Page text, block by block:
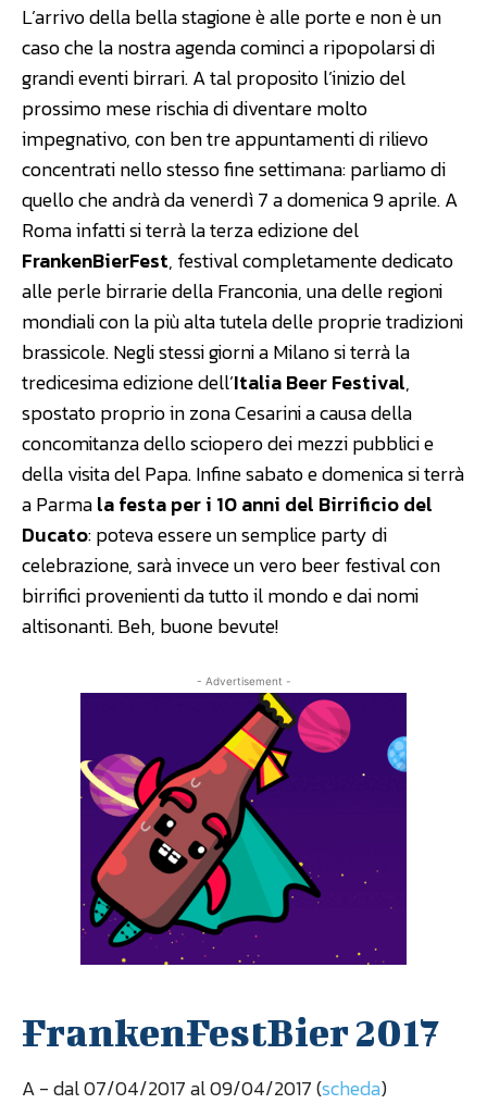
L’arrivo della bella stagione è alle porte e non è un
caso che la nostra agenda cominci a ripopolarsi di
grandi eventi birrari. A tal proposito l’inizio del
prossimo mese rischia di diventare molto
impegnativo, con ben tre appuntamenti di rilievo
concentrati nello stesso fine settimana: parliamo di
quello che andrà da venerdì 7 a domenica 9 aprile. A
Roma infatti si terrà la terza edizione del
FrankenBierFest, festival completamente dedicato
alle perle birrarie della Franconia, una delle regioni
mondiali con la più alta tutela delle proprie tradizioni
brassicole. Negli stessi giorni a Milano si terrà la
tredicesima edizione dell’Italia Beer Festival,
spostato proprio in zona Cesarini a causa della
concomitanza dello sciopero dei mezzi pubblici e
della visita del Papa. Infine sabato e domenica si terrà
a Parmala festa per i 10 anni del Birrificio del
Ducato: poteva essere un semplice party di
celebrazione, sarà invece un vero beer festival con
birrifici provenienti da tutto il mondo e dai nomi
altisonanti. Beh, buone bevute!
- Advertisement -
FrankenFestBier 2017
A- dal 07/04/2017 al 09/04/2017 (scheda)